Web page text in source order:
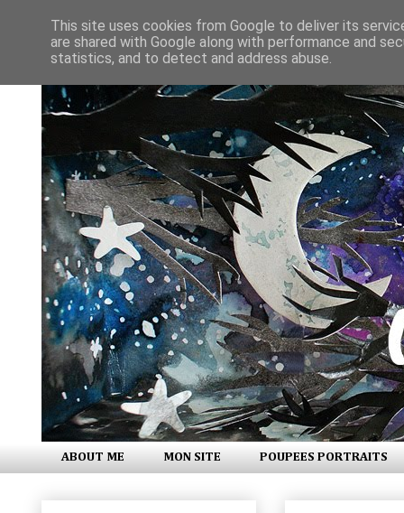
ABOUT ME MON SITE POUPEES PORTRAITS
This site uses cookies from Google to deliver its
are shared with Google along with performance and
statistics, and to detect and address abuse.